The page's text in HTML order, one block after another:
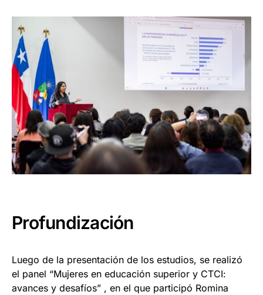
Profundización
Luego de la presentación de los estudios, se realizó
el panel “Mujeres en educación superior y CTCI:
avances y desafíos” , en el que participó Romina